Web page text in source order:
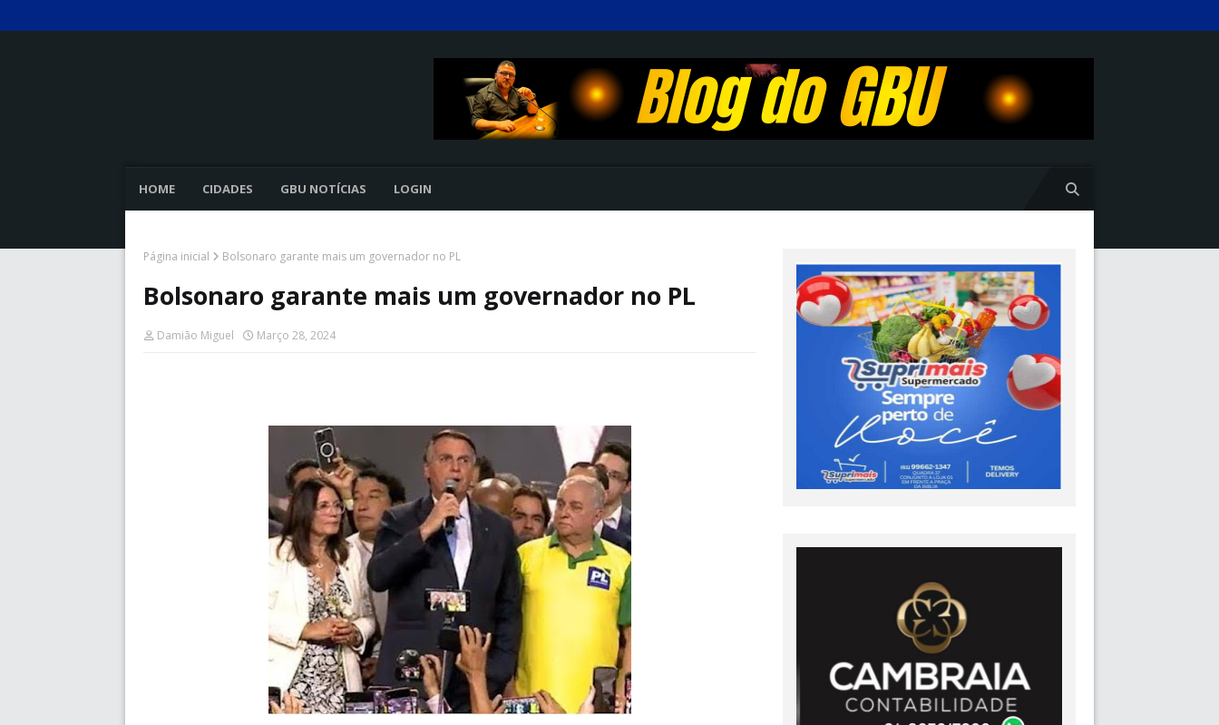
HOME CIDADES GBU NOTÍCIAS LOGIN
Página inicial Bolsonaro garante mais um governador no PL
Bolsonaro garante mais um governador no PL
Damião Miguel Março 28, 2024